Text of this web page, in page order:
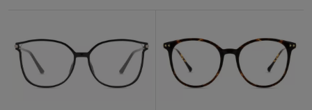
Alle Bewertungen
anzeigen
Bewertung schreiben